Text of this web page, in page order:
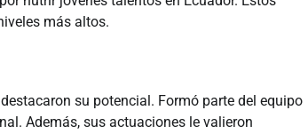
más altos.
su potencial. Formó parte del equipo
Además, sus actuaciones le valieron